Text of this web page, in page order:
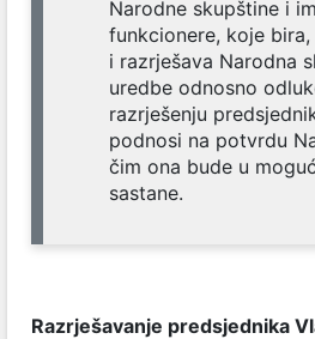
Narodne skupštine i
funkcionere, koje
i razrješava Narodna
uredbe odnosno
razrješenju
podnosi na potvrdu
čim ona bude u
sastane.
Razrješavanje predsjednika